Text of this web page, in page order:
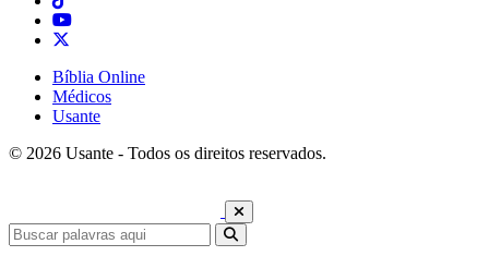
Bíblia Online
Médicos
Usante
© 2026 Usante - Todos os direitos reservados.